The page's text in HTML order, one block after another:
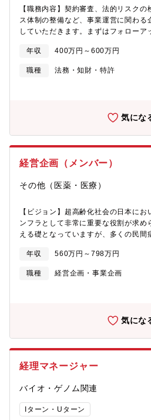
す。当社は本技術の鍵となるアクテ
ンドの提供から、GLP試験用原薬の製
でを担い、次世代核酸医薬の実用化に
す。■東京本社は、大手町にあるベン
あり、非常に綺麗なオフィスで仕事の
社は2019年11月に株式会社日本触媒
対応・予算・経営計画策定関連業務
ファシリティ関連・勤怠管理・社内規
事務局対応・備品管理、発注業務・全
の運用・健康経営施策の企画・運用・
び社員全般）・各種労務手続き（入
◎IT・社内システム保守運用・社内ヘ
（この方々のマネジメントをお任せし
業務から関わっていただき、少しずつ
児・眼科領域を筆頭に、医薬品や医療
参画し、さらなる事業の成長を目指す
組織運営の機能化を支える経営管理部
制の強化を図ることとなりました。
もと、財務・経理、総務、人事・労務
す。今回の体制強化に伴い、メンバー
としてご活躍いただける方を募集しま
ーク：週3可能（週2回出社）フレッ
【職務内容】契約審査、法的リスク
ス体制の整備など、事業運営に関わる
していただきます。まずはフォローア
部門からの各種法律相談対応・法令（
個人情報保護法等）調査・改正の動向
え、経験・スキルに応じて、次のよう
んでいただく予定です。・顧問弁護
組織再編（M&A、グループ組織再編
ンス施策の企画・推進・運営補助・そ
成：部長1名、シニアエキスパート1名
～10:00出社)【キャリアパス】マネジ
キャリア形成が可能で、将来的に経
わるチャンスもあります。【募集背景
め【当社の魅力】・従業員の健康や個
ィングカンパニーとして業界を牽引し
アップを望むことができます。・時差
能で柔軟な職場環境であり、仕事と
年収 400万円～600万円
職種
法務・知財・特許
気にな
経営企画（メンバー）
その他（医薬・医療）
【ビジョン】超高齢化社会の日本に
ンフラとして非常に重要な役割が求め
える礎となっていますが、多くの民間
れる病院の経営課題を解決し、病院の
上を推進することで、日本の医療を産
を目標に日々活動しております。【ミ
療・介護のあるべき姿を実現する私
り込んだ経営支援の提供、及び現場に
取得や利活用が困難であるとされてい
として、チームとして全社の経営戦略
定に貢献し、会社の成長を支えるポジ
内容として想定しているものは以下の
略・事業計画の策定および進捗管理・
年収 560万円～798万円
職種
経営企画・事業企画
気にな
経理マネージャー
バイオ・ゲノム関連
Iターン・Uターン